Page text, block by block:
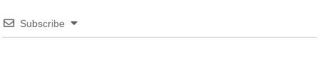
Subscribe